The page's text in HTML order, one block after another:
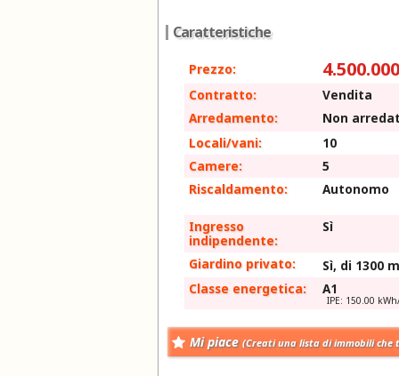
Caratteristiche
Prezzo:
Contratto:
Vendita
Arredamento:
Non
Locali/vani:
10
Camere:
5
Riscaldamento:
Autonomo
Ingresso
indipendente:
Sì
Giardino privato:
Sì, di 1300 m
Classe energetica:
A1
IPE: 150.00
Mi piace (Creati una lista di immobili che